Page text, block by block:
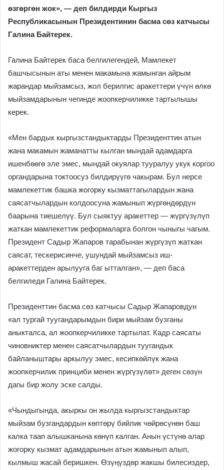
өзгөргөн жок», — деп билдирди Кыргыз
Республикасынын Президентинин басма сөз катчысы
Галина Байтерек.
Галина Байтерек баса белгилегендей, Мамлекет
башчысынын аты менен макамына жамынган айрым
жарандар мыйзамсыз, жол берилгис аракеттери үчүн өлкө
мыйзамдарынын чегинде жоопкерчиликке тартылышы
керек.
«Мен бардык кыргызстандыктарды Президенттин атын
жана макамын жаманатты кылган мындай адамдарга
ишенбөөгө эле эмес, мындай окуялар тууралуу укук коргоо
органдарына токтоосуз билдирүүгө чакырам. Бул нерсе
мамлекеттик башка жогорку кызматтагылардын жана
саясатчылардын колдоосуна жамынып жүргөндөрдүн
баарына тиешелүү. Бул сыяктуу аракеттер — жүргүзүлүп
жаткан мамлекеттик реформаларга болгон чыныгы чагым.
Президент Садыр Жапаров тарабынан жүргүзүп жаткан
саясат, тескерисинче, ушундай мыйзамсыз иш-
аракеттерден арылууга баг ытталган», — деп баса
белгиледи Галина Байтерек.
Президенттин басма сөз катчысы Садыр Жапаровдун
«ал тургай туугандарымдын бири мыйзам бузганы
аныкталса, ал жоопкерчиликке тартылат. Кадр саясаты
чиновниктер менен саясатчылардын туугандык
байланыштары аркылуу эмес, кесипкөйлүк жана
жоопкерчилик принциби менен жүргүзүлөт» деген сөзүн
дагы бир жолу эске салды.
«Чындыгында, акыркы он жылда кыргызстандыктар
мыйзам бузгандардын көптөрү бийлик чөйрөсүнөн баш
калка таап алышканына көнүп калган. Анын үстүнө алар
жогорку кызмат адамдарынын атын жамынып алып,
кылмыш жасай беришкен. Өзүңүздөр жакшы билесиздер,